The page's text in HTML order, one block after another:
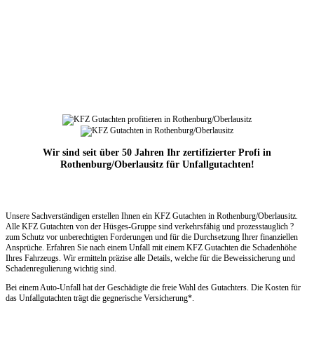
Wir sind seit über 50 Jahren Ihr zertifizierter Profi in
Rothenburg/Oberlausitz für Unfallgutachten!
Unsere Sachverständigen erstellen Ihnen ein KFZ Gutachten in Rothenburg/Oberlausitz.
Alle KFZ Gutachten von der Hüsges-Gruppe sind verkehrsfähig und prozesstauglich ?
zum Schutz vor unberechtigten Forderungen und für die Durchsetzung Ihrer finanziellen
Ansprüche. Erfahren Sie nach einem Unfall mit einem KFZ Gutachten die Schadenhöhe
Ihres Fahrzeugs. Wir ermitteln präzise alle Details, welche für die Beweissicherung und
Schadenregulierung wichtig sind.
Bei einem Auto-Unfall hat der Geschädigte die freie Wahl des Gutachters. Die Kosten für
das Unfallgutachten trägt die gegnerische Versicherung*.